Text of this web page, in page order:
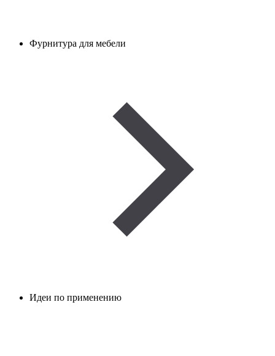
Фурнитура для мебели
Идеи по применению